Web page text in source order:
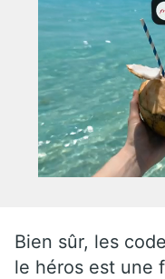
Bien sûr, les
le héros est une